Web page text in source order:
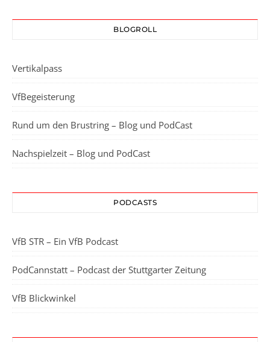
BLOGROLL
Vertikalpass
VfBegeisterung
Rund um den Brustring – Blog und PodCast
Nachspielzeit – Blog und PodCast
PODCASTS
VfB STR – Ein VfB Podcast
PodCannstatt – Podcast der Stuttgarter Zeitung
VfB Blickwinkel